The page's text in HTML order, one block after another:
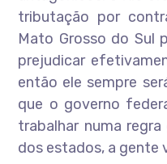
tributação por
Mato Grosso do Sul
prejudicar
então ele sempre
que o governo
trabalhar numa
dos estados, a gente